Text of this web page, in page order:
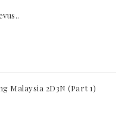
Malaysia 2D3N (Part 1)